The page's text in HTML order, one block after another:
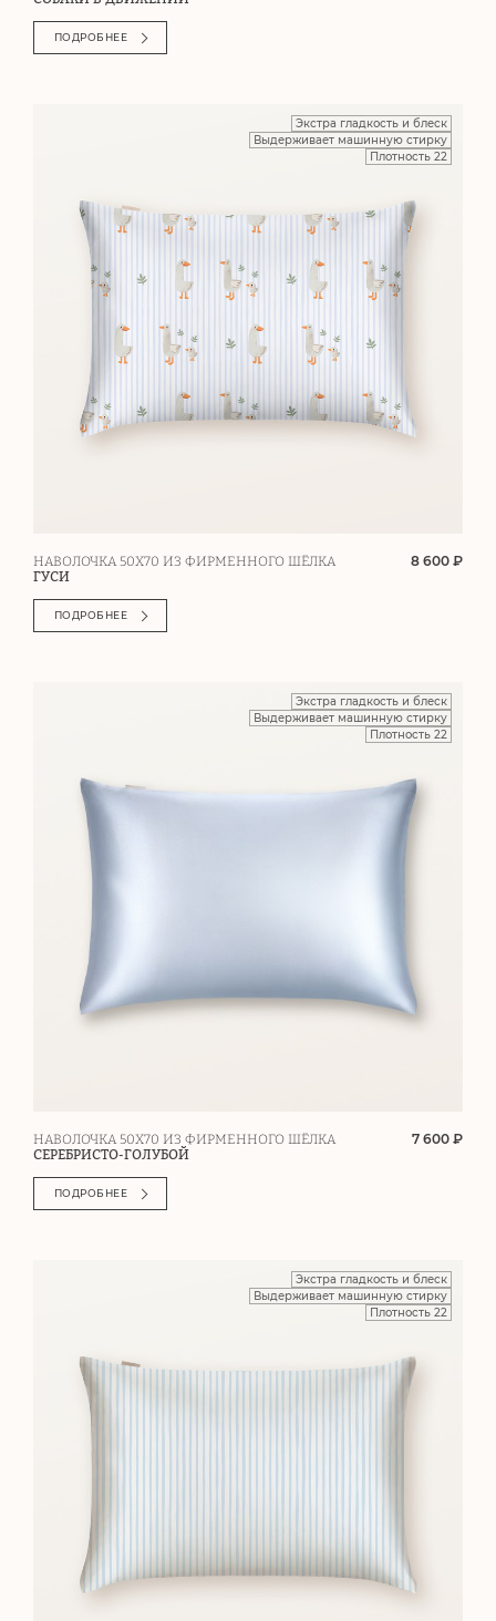
ПОДРОБНЕЕ
Экстра гладкость и блеск
Выдерживает машинную стирку
Плотность 22
НАВОЛОЧКА 50Х70 ИЗ ФИРМЕННОГО ШЁЛКА
ГУСИ
8 600 ₽
ПОДРОБНЕЕ
Экстра гладкость и блеск
Выдерживает машинную стирку
Плотность 22
НАВОЛОЧКА 50Х70 ИЗ ФИРМЕННОГО ШЁЛКА
СЕРЕБРИСТО-ГОЛУБОЙ
7 600 ₽
ПОДРОБНЕЕ
Экстра гладкость и блеск
Выдерживает машинную стирку
Плотность 22